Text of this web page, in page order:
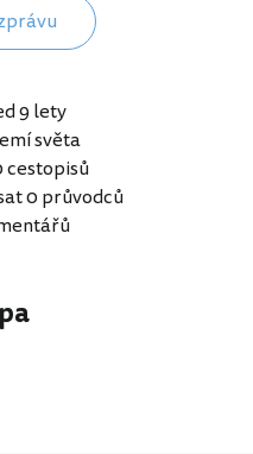
9 lety
světa
cestopisů
0 průvodců